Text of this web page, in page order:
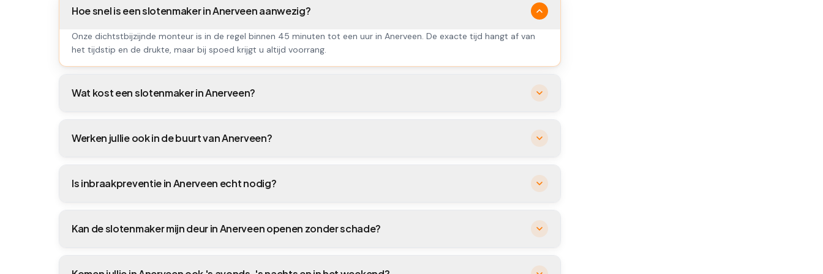
Hoe snel is een slotenmaker in Anerveen aanwezig?
Onze dichtstbijzijnde monteur is in de regel binnen 45 minuten tot een uur in Anerveen. De exacte tijd hangt af van
het tijdstip en de drukte, maar bij spoed krijgt u altijd voorrang.
Wat kost een slotenmaker in Anerveen?
Werken jullie ook in de buurt van Anerveen?
Is inbraakpreventie in Anerveen echt nodig?
Kan de slotenmaker mijn deur in Anerveen openen zonder schade?